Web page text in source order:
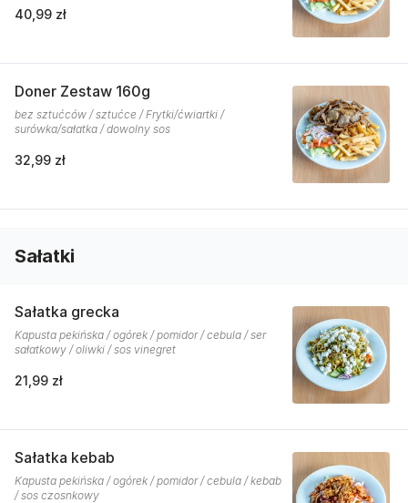
40,99 zł
Doner Zestaw 160g
bez sztućców / sztućce / Frytki/ćwiartki /
surówka/sałatka / dowolny sos
32,99 zł
Sałatki
Sałatka grecka
Kapusta pekińska / ogórek / pomidor / cebula / ser
sałatkowy / oliwki / sos vinegret
21,99 zł
Sałatka kebab
Kapusta pekińska / ogórek / pomidor / cebula / kebab
/ sos czosnkowy